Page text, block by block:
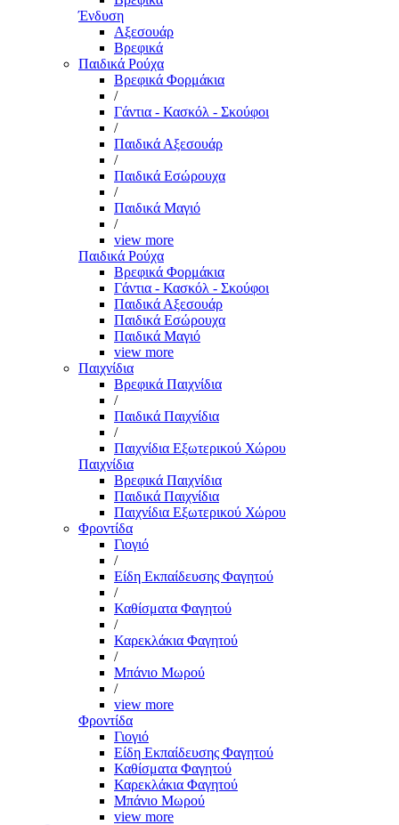
Ένδυση
Αξεσουάρ
Βρεφικά
Παιδικά Ρούχα
Βρεφικά Φορμάκια
/
Γάντια - Κασκόλ - Σκούφοι
/
Παιδικά Αξεσουάρ
/
Παιδικά Εσώρουχα
/
Παιδικά Μαγιό
/
view more
Παιδικά Ρούχα
Βρεφικά Φορμάκια
Γάντια - Κασκόλ - Σκούφοι
Παιδικά Αξεσουάρ
Παιδικά Εσώρουχα
Παιδικά Μαγιό
view more
Παιχνίδια
Βρεφικά Παιχνίδια
/
Παιδικά Παιχνίδια
/
Παιχνίδια Εξωτερικού Χώρου
Παιχνίδια
Βρεφικά Παιχνίδια
Παιδικά Παιχνίδια
Παιχνίδια Εξωτερικού Χώρου
Φροντίδα
Γιογιό
/
Είδη Εκπαίδευσης Φαγητού
/
Καθίσματα Φαγητού
/
Καρεκλάκια Φαγητού
/
Μπάνιο Μωρού
/
view more
Φροντίδα
Γιογιό
Είδη Εκπαίδευσης Φαγητού
Καθίσματα Φαγητού
Καρεκλάκια Φαγητού
Μπάνιο Μωρού
view more